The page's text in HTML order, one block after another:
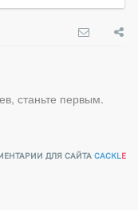
станьте первым.
ДЛЯ САЙТАCACKLE